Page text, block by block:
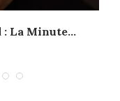
La Minute...